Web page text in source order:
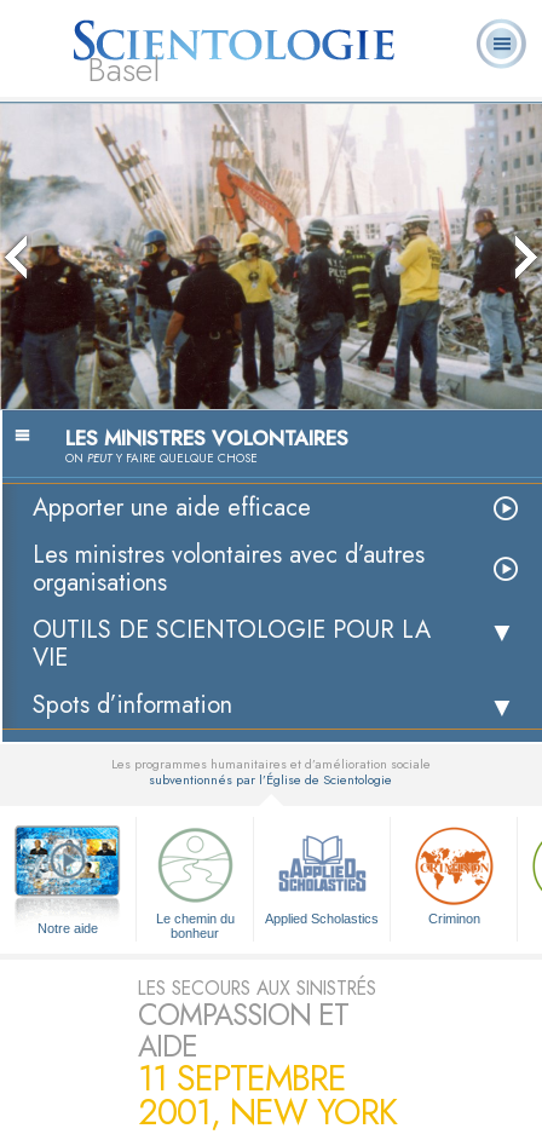
Basel
L. Ron Hubbard
Qu’est-ce que la
Scientologie ?
volontaires
questions
Livres
Aider, une
Regarder la
LES MINISTRES VOLONTAIRES
ON PEUTY FAIRE QUELQUE CHOSE
Apporter une aide efficace
Les ministres volontaires avec d’autres
organisations
OUTILS DE SCIENTOLOGIE POUR LA
VIE
Spots d’information
Les programmes humanitaires et d’amélioration sociale
subventionnés par l’Église de Scientologie
Notre aide
Le chemin du
bonheur
Applied Scholastics Criminon
LES SECOURS AUX SINISTRÉS
COMPASSION ET
AIDE
11 SEPTEMBRE
2001, NEW YORK